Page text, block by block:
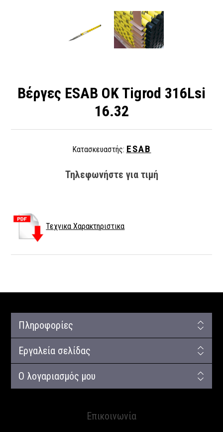
Βέργες ESAB OK Tigrod 316Lsi
16.32
Κατασκευαστής: ESAB
Τηλεφωνήστε για τιμή
Τεχνικα Χαρακτηριστικα
Πληροφορίες
Εργαλεία σελίδας
Ο λογαριασμός μου
Επικοινωνία